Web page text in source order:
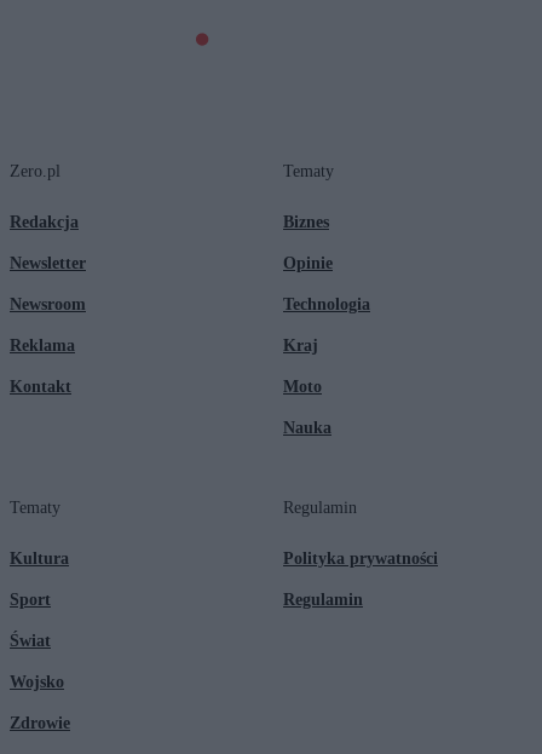
Zero.pl
Redakcja
Newsletter
Newsroom
Reklama
Kontakt
Tematy
Biznes
Opinie
Technologia
Kraj
Moto
Nauka
Tematy
Kultura
Sport
Świat
Wojsko
Zdrowie
Regulamin
Polityka prywatności
Regulamin